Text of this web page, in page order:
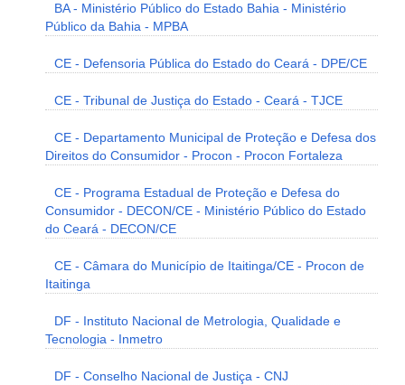
BA - Ministério Público do Estado Bahia - Ministério
Público da Bahia - MPBA
CE - Defensoria Pública do Estado do Ceará - DPE/CE
CE - Tribunal de Justiça do Estado - Ceará - TJCE
CE - Departamento Municipal de Proteção e Defesa dos
Direitos do Consumidor - Procon - Procon Fortaleza
CE - Programa Estadual de Proteção e Defesa do
Consumidor - DECON/CE - Ministério Público do Estado
do Ceará - DECON/CE
CE - Câmara do Município de Itaitinga/CE - Procon de
Itaitinga
DF - Instituto Nacional de Metrologia, Qualidade e
Tecnologia - Inmetro
DF - Conselho Nacional de Justiça - CNJ